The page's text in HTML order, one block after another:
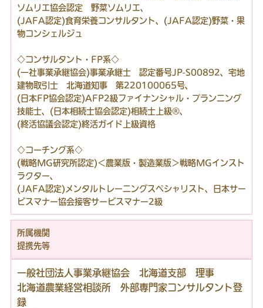
ソムリエ協会認定 野菜ソムリエ、
(JAFA認定)食育栄養コンサルタント、(JAFA認定)野菜・果
物コンシェルジュ
◇コンサルタント・FP系◇
(一社事業承継協会)事業承継士 認定番号JP-S00892、宅地
建物取引士 北海道知事 第220100065号、
(日本FP協会認定)AFP2級ファイナンシャル・プランニング
技能士、(日本相続士協会認定)相続士上級®、
(終活協議会認定)終活ガイド上級資格
◇コーチング系◇
(戦略MG研究所認定)＜農業版・製造業版＞戦略MGインスト
ラクター、
(JAFA認定)メンタルトレーニングスペシャリスト、日本サー
ビスマナー協会接客サービスマナー2級
所属機関
提携先等
一般社団法人事業承継協会 北海道支部 理事
北海道農業経営相談所 外部専門家コンサルタント登
録